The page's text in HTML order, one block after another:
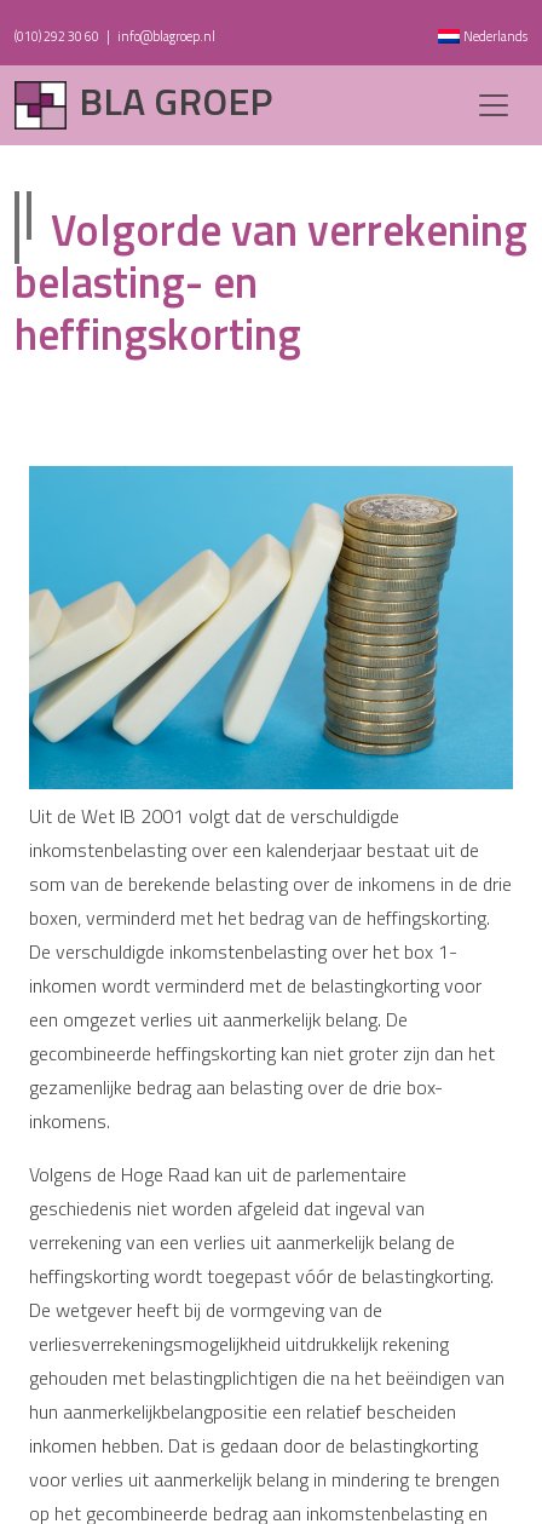
(010) 292 30 60 | info@blagroep.nl Nederlands
BLA GROEP
Volgorde van verrekening
belasting- en
heffingskorting
Uit de Wet IB 2001 volgt dat de verschuldigde
inkomstenbelasting over een kalenderjaar bestaat uit de
som van de berekende belasting over de inkomens in de drie
boxen, verminderd met het bedrag van de heffingskorting.
De verschuldigde inkomstenbelasting over het box 1-
inkomen wordt verminderd met de belastingkorting voor
een omgezet verlies uit aanmerkelijk belang. De
gecombineerde heffingskorting kan niet groter zijn dan het
gezamenlijke bedrag aan belasting over de drie box-
inkomens.
Volgens de Hoge Raad kan uit de parlementaire
geschiedenis niet worden afgeleid dat ingeval van
verrekening van een verlies uit aanmerkelijk belang de
heffingskorting wordt toegepast vóór de belastingkorting.
De wetgever heeft bij de vormgeving van de
verliesverrekeningsmogelijkheid uitdrukkelijk rekening
gehouden met belastingplichtigen die na het beëindigen van
hun aanmerkelijkbelangpositie een relatief bescheiden
inkomen hebben. Dat is gedaan door de belastingkorting
voor verlies uit aanmerkelijk belang in mindering te brengen
op het gecombineerde bedrag aan inkomstenbelasting en